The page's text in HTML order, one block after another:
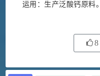
运用：生产泛酸钙原料。
8